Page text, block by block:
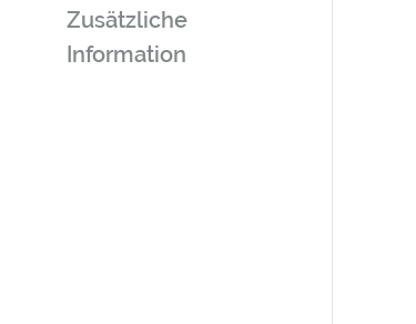
Zusätzliche
Information